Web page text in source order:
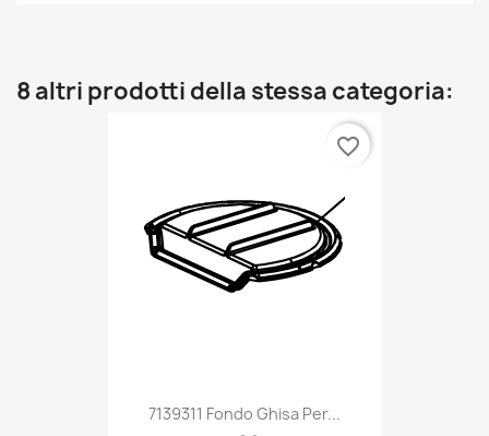
8 altri prodotti della stessa categoria:
7139311 Fondo Ghisa Per...
favorite_border